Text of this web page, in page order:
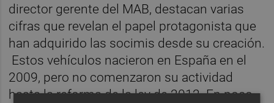
director gerente del MAB, destacan varias
cifras que revelan el papel protagonista que
han adquirido las socimis desde su creación.
Estos vehículos nacieron en España en el
2009, pero no comenzaron su actividad
hasta la reforma de la ley de 2012. En poco